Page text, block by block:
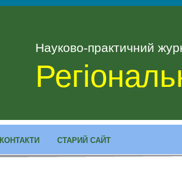
Науково-практичний
КОНТАКТИ СТАРИЙ САЙТ